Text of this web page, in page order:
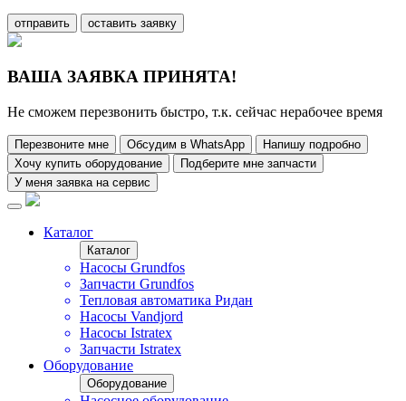
отправить оставить заявку
ВАША ЗАЯВКА ПРИНЯТА!
Не сможем перезвонить быстро, т.к. сейчас нерабочее время
Перезвоните мне Обсудим в WhatsApp
Напишу подробно
Хочу купить оборудование
Подберите мне запчасти
У меня заявка на сервис
Каталог
Каталог
Насосы Grundfos
Запчасти Grundfos
Тепловая автоматика Ридан
Насосы Vandjord
Насосы Istratex
Запчасти Istratex
Оборудование
Оборудование